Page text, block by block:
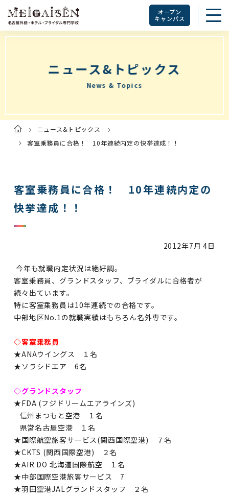
オープン
キャンパス
ニュース&トピックス
News & Topics
ト
プ
ペ
ニュース&トピックス
客室乗務員に合格！ 10年連続内定の快挙達成！！
客室乗務員に合格！ 10年連続内定の
快挙達成！！
2012年7月 4日
今年も就職内定状況は絶好調。
客室乗務員、グランドスタッフ、ブライダルに合格者が
続々出ています。
特に客室乗務員は10年連続での合格です。
中部地区No.1の就職実績はもちろん名外専です。
◇客室乗務員
★ANAウイングス １名
★ソラシドエア 6名
◇グランドスタッフ
★FDA (フジドリームエアラインズ)
信州まつもと空港 １名
県営名古屋空港 １名
★国際航空旅客サービス(関西国際空港) ７名
★CKTS (関西国際空港) ２名
★AIR DO 北海道国際航空 １名
★中部国際空港旅客サービス 7
★羽田空港JALグランドスタッフ ２名